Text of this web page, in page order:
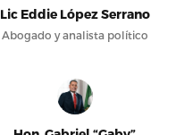
Lic Eddie López Serrano
Abogado y analista político